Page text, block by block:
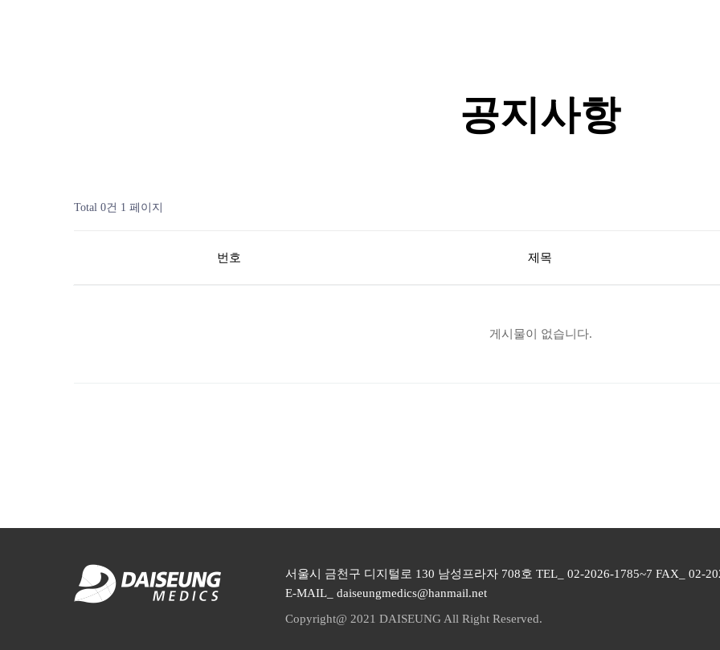
공지사항
Total 0건 1 페이지
번호 제목
게시물이 없습니다.
서울시 금천구 디지털로 130 남성프라자 708호 TEL_ 02-2026-1785~7 FAX_ 02-
E-MAIL_ daiseungmedics@hanmail.net
Copyright@ 2021 DAISEUNG All Right Reserved.